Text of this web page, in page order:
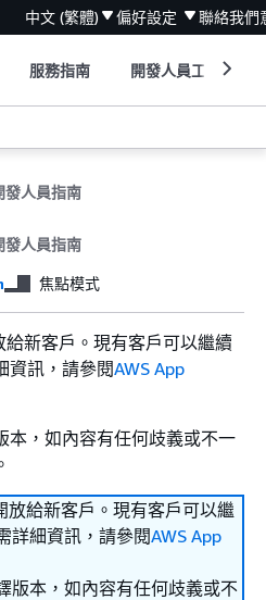
中文 (繁體) 偏好設定 聯絡我們
服務指南 開發人員工具
發人員指南
發人員指南
焦點模式
給新客戶。現有客戶可以繼續
資訊，請參閱AWS App
本，如內容有任何歧義或不一
放給新客戶。現有客戶可以繼
詳細資訊，請參閱AWS App
版本，如內容有任何歧義或不